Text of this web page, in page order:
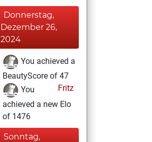
Donnerstag,
Dezember 26,
2024
You achieved a
BeautyScore of 47
Fritz
You
achieved a new Elo
of 1476
Sonntag,